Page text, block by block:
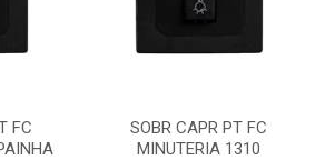
FC
SOBR CAPR PT FC
MINUTERIA 1310